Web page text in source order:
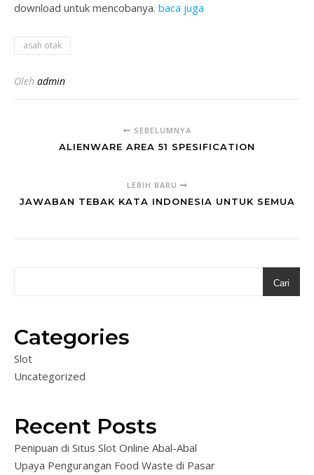
download untuk mencobanya. baca juga
asah otak
Oleh admin
SEBELUMNYA
ALIENWARE AREA 51 SPESIFICATION
LEBIH BARU
JAWABAN TEBAK KATA INDONESIA UNTUK SEMUA
Cari
Categories
Slot
Uncategorized
Recent Posts
Penipuan di Situs Slot Online Abal-Abal
Upaya Pengurangan Food Waste di Pasar